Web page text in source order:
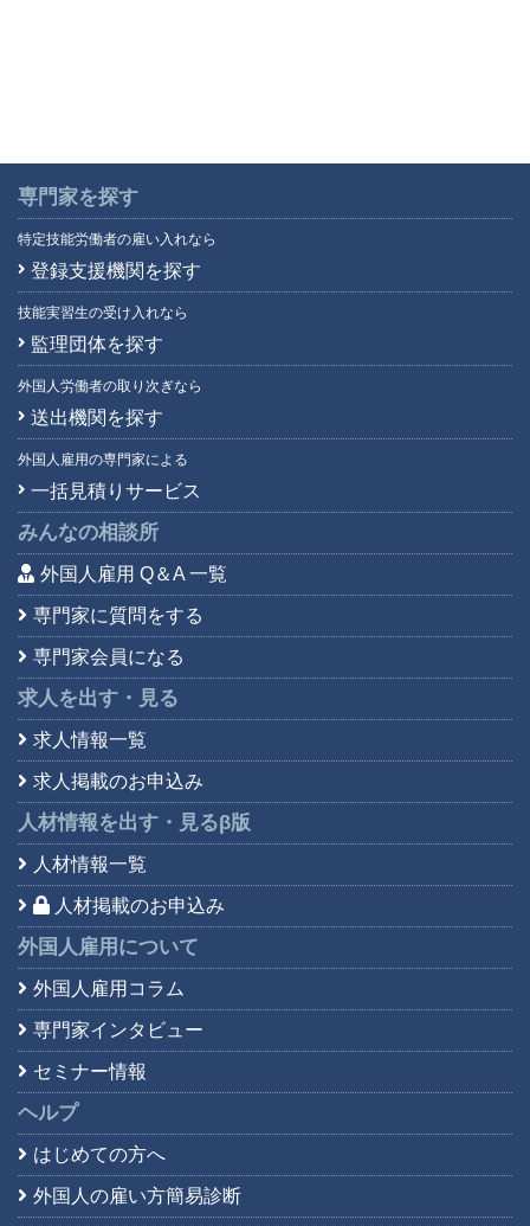
専門家を探す
特定技能労働者の雇い入れなら
登録支援機関を探す
技能実習生の受け入れなら
監理団体を探す
外国人労働者の取り次ぎなら
送出機関を探す
外国人雇用の専門家による
一括見積りサービス
みんなの相談所
外国人雇用 Q＆A 一覧
専門家に質問をする
専門家会員になる
求人を出す・見る
求人情報一覧
求人掲載のお申込み
人材情報を出す・見るβ版
人材情報一覧
人材掲載のお申込み
外国人雇用について
外国人雇用コラム
専門家インタビュー
セミナー情報
ヘルプ
はじめての方へ
外国人の雇い方簡易診断